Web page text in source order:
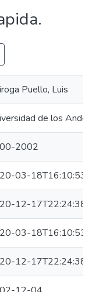
Puello, Luis
de los
2002
03-18T16:10:53Z
12-17T22:24:38Z
03-18T16:10:53Z
12-17T22:24:38Z